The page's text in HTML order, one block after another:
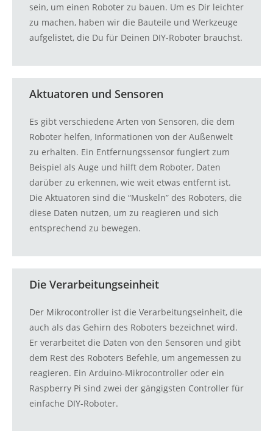
sein, um einen Roboter zu bauen. Um es Dir leichter
zu machen, haben wir die Bauteile und Werkzeuge
aufgelistet, die Du für Deinen DIY-Roboter brauchst.
Aktuatoren und Sensoren
Es gibt verschiedene Arten von Sensoren, die dem
Roboter helfen, Informationen von der Außenwelt
zu erhalten. Ein Entfernungssensor fungiert zum
Beispiel als Auge und hilft dem Roboter, Daten
darüber zu erkennen, wie weit etwas entfernt ist.
Die Aktuatoren sind die “Muskeln” des Roboters, die
diese Daten nutzen, um zu reagieren und sich
entsprechend zu bewegen.
Die Verarbeitungseinheit
Der Mikrocontroller ist die Verarbeitungseinheit, die
auch als das Gehirn des Roboters bezeichnet wird.
Er verarbeitet die Daten von den Sensoren und gibt
dem Rest des Roboters Befehle, um angemessen zu
reagieren. Ein Arduino-Mikrocontroller oder ein
Raspberry Pi sind zwei der gängigsten Controller für
einfache DIY-Roboter.